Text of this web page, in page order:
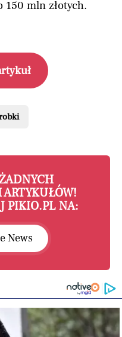
150 mln złotych.
ARTYKUŁÓW!
PIKIO.PL NA:
News